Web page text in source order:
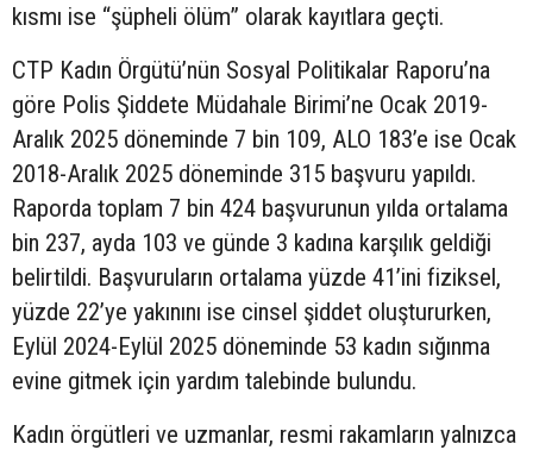
kısmı ise “şüpheli ölüm” olarak kayıtlara geçti.
CTP Kadın Örgütü’nün Sosyal Politikalar Raporu’na
göre Polis Şiddete Müdahale Birimi’ne Ocak 2019-
Aralık 2025 döneminde 7 bin 109, ALO 183’e ise Ocak
2018-Aralık 2025 döneminde 315 başvuru yapıldı.
Raporda toplam 7 bin 424 başvurunun yılda ortalama
bin 237, ayda 103 ve günde 3 kadına karşılık geldiği
belirtildi. Başvuruların ortalama yüzde 41’ini fiziksel,
yüzde 22’ye yakınını ise cinsel şiddet oluştururken,
Eylül 2024-Eylül 2025 döneminde 53 kadın sığınma
evine gitmek için yardım talebinde bulundu.
Kadın örgütleri ve uzmanlar, resmi rakamların yalnızca